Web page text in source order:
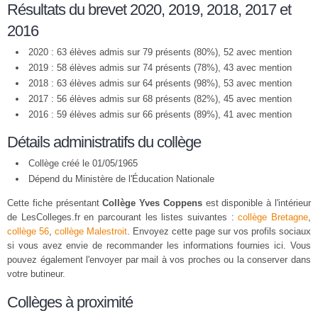
Résultats du brevet 2020, 2019, 2018, 2017 et
2016
2020 : 63 élèves admis sur 79 présents (80%), 52 avec mention
2019 : 58 élèves admis sur 74 présents (78%), 43 avec mention
2018 : 63 élèves admis sur 64 présents (98%), 53 avec mention
2017 : 56 élèves admis sur 68 présents (82%), 45 avec mention
2016 : 59 élèves admis sur 66 présents (89%), 41 avec mention
Détails administratifs du collège
Collège créé le 01/05/1965
Dépend du Ministère de l'Éducation Nationale
Cette fiche présentantCollège Yves Coppensest disponible à l'intérieur
de LesColleges.fr en parcourant les listes suivantes :collège Bretagne,
collège 56, collège Malestroit. Envoyez cette page sur vos profils sociaux
si vous avez envie de recommander les informations fournies ici. Vous
pouvez également l'envoyer par mail à vos proches ou la conserver dans
votre butineur.
Collèges à proximité